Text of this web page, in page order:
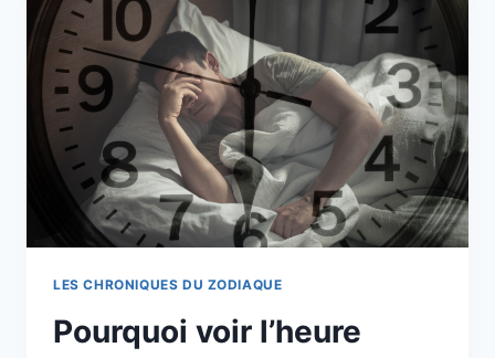
ÉMANE
FORTUNE
DE
5
SIGNES
DU
ZODIAQUE
LES CHRONIQUES DU ZODIAQUE
Pourquoi voir l’heure